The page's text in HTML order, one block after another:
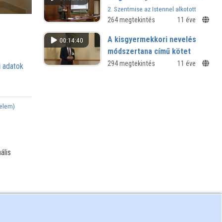
adatok
2. Szentmise az Istennel alkotott
közösség eseménye
264 megtekintés 11 éve
00:14:40
A kisgyermekkori nevelés
módszertana című kötet
bemutatása
294 megtekintés 11 éve